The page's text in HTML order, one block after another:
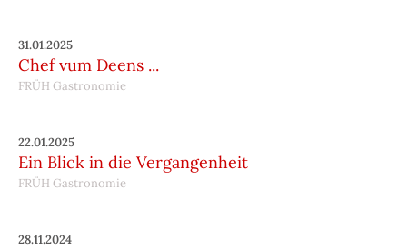
31.01.2025
Chef vum Deens ...
FRÜH Gastronomie
22.01.2025
Ein Blick in die Vergangenheit
FRÜH Gastronomie
28.11.2024